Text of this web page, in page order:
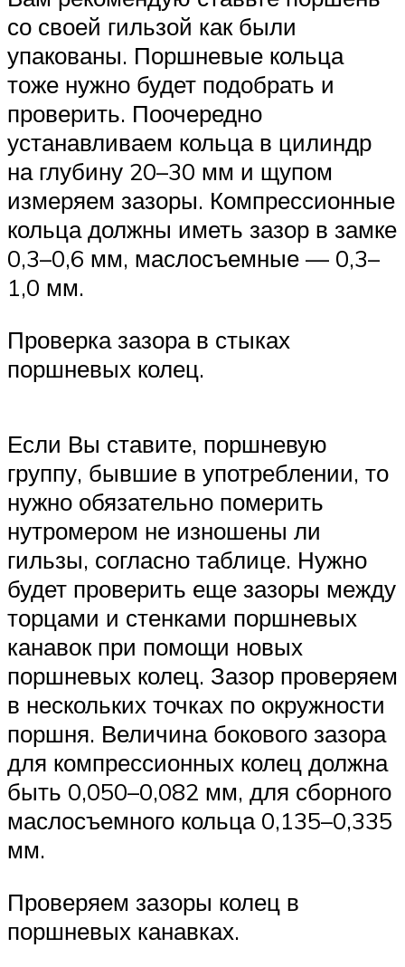
со своей гильзой как были
упакованы. Поршневые кольца
тоже нужно будет подобрать и
проверить. Поочередно
устанавливаем кольца в цилиндр
на глубину 20–30 мм и щупом
измеряем зазоры. Компрессионные
кольца должны иметь зазор в замке
0,3–0,6 мм, маслосъемные — 0,3–
1,0 мм.
Проверка зазора в стыках
поршневых колец.
Если Вы ставите, поршневую
группу, бывшие в употреблении, то
нужно обязательно померить
нутромером не изношены ли
гильзы, согласно таблице. Нужно
будет проверить еще зазоры между
торцами и стенками поршне­вых
канавок при помощи новых
поршневых колец. Зазор проверяем
в нескольких точках по окружности
поршня. Величина бокового зазора
для компрессионных колец должна
быть 0,050–0,082 мм, для сборного
маслосъемного кольца 0,135–0,335
мм.
Проверяем зазоры колец в
поршневых канавках.